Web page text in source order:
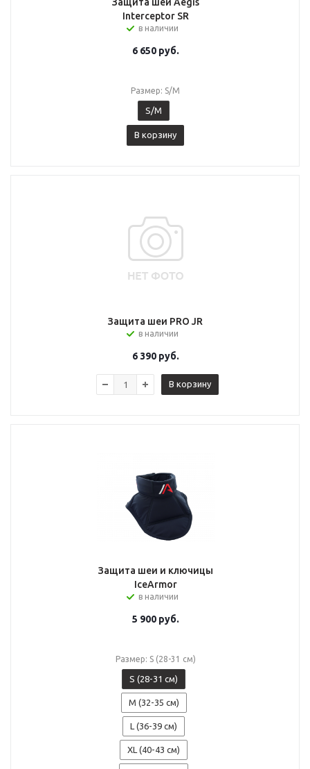
Interceptor SR
в наличии
6 650руб.
Размер: S/M
S/M
В корзину
Защита шеи PRO JR
в наличии
6 390руб.
В корзину
Защита шеи и ключицы
IceArmor
в наличии
5 900руб.
Размер: S (28-31 см)
S (28-31 см)
M (32-35 см)
L (36-39 см)
XL (40-43 см)